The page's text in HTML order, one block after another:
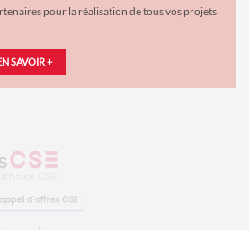
pour la réalisation de tous vos projets
SAVOIR +